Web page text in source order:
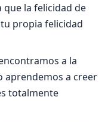
que la felicidad de
propia felicidad
a la
aprendemos a creer
totalmente